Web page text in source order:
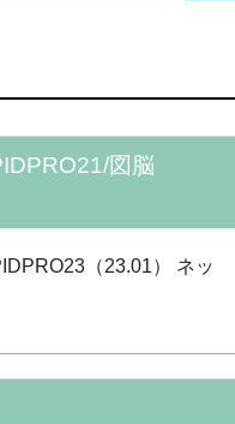
図脳
（23.01） ネッ